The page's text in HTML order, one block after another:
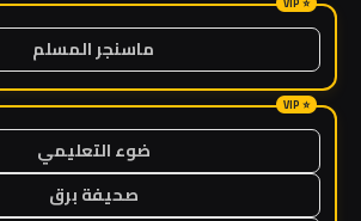
ماسنجر المسلم
ضوء التعليمي
صحيفة برق